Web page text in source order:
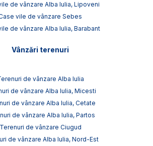
de vânzare Alba Iulia, Lipoveni
vile de vânzare Sebes
de vânzare Alba Iulia, Barabant
Vânzări terenuri
de vânzare Alba Iulia
de vânzare Alba Iulia, Micesti
de vânzare Alba Iulia, Cetate
de vânzare Alba Iulia, Partos
Terenuri de vânzare Ciugud
de vânzare Alba Iulia, Nord-Est